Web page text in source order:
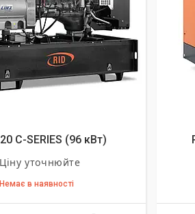
C-SERIES (96 кВт)
Ціну уточнюйте
Немає в наявності